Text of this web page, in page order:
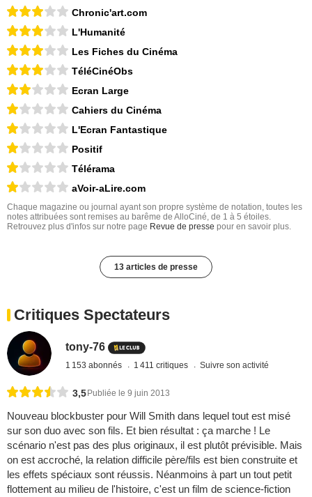
Chronic'art.com
L'Humanité
Les Fiches du Cinéma
TéléCinéObs
Ecran Large
Cahiers du Cinéma
L'Ecran Fantastique
Positif
Télérama
aVoir-aLire.com
Chaque magazine ou journal ayant son propre système de notation, toutes les
notes attribuées sont remises au barême de AlloCiné, de 1 à 5 étoiles.
Retrouvez plus d'infos sur notre page Revue de presse pour en savoir plus.
13 articles de presse
Critiques Spectateurs
tony-76
1 153 abonnés 1 411 critiques Suivre son activité
3,5 Publiée le 9 juin 2013
Nouveau blockbuster pour Will Smith dans lequel tout est misé
sur son duo avec son fils. Et bien résultat : ça marche ! Le
scénario n'est pas des plus originaux, il est plutôt prévisible. Mais
on est accroché, la relation difficile père/fils est bien construite et
les effets spéciaux sont réussis. Néanmoins à part un tout petit
flottement au milieu de l'histoire, c'est un film de science-fiction